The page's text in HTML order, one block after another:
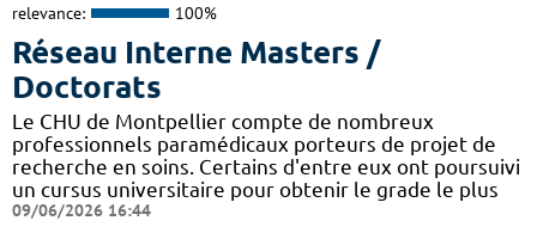
relevance: 100%
Réseau Interne Masters /
Doctorats
Le CHU de Montpellier compte de nombreux
professionnels paramédicaux porteurs de projet de
recherche en soins. Certains d'entre eux ont poursuivi
un cursus universitaire pour obtenir le grade le plus
09/06/2026 16:44